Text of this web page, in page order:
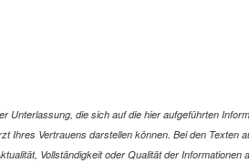
die sich auf die hier aufgeführten
Vertrauens darstellen können. Bei den
Vollständigkeit oder Qualität der